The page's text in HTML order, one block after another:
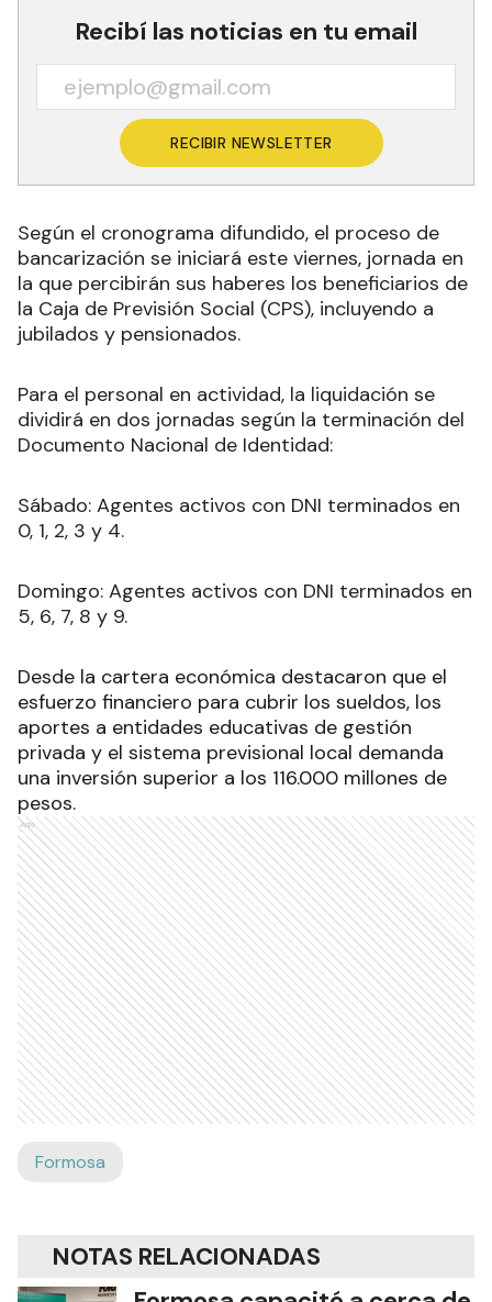
Recibí las noticias en tu email
RECIBIR NEWSLETTER
Según el cronograma difundido, el proceso de
bancarización se iniciará este viernes, jornada en
la que percibirán sus haberes los beneficiarios de
la Caja de Previsión Social (CPS), incluyendo a
jubilados y pensionados.
Para el personal en actividad, la liquidación se
dividirá en dos jornadas según la terminación del
Documento Nacional de Identidad:
Sábado: Agentes activos con DNI terminados en
0, 1, 2, 3 y 4.
Domingo: Agentes activos con DNI terminados en
5, 6, 7, 8 y 9.
Desde la cartera económica destacaron que el
esfuerzo financiero para cubrir los sueldos, los
aportes a entidades educativas de gestión
privada y el sistema previsional local demanda
una inversión superior a los 116.000 millones de
pesos.
Ads
Formosa
NOTAS RELACIONADAS